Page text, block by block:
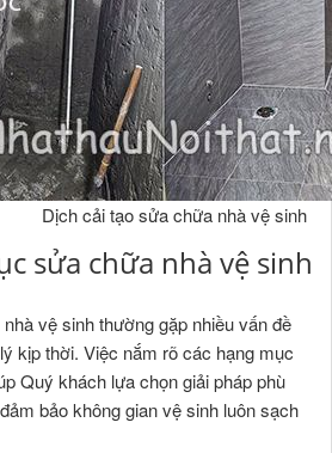
Dịch cải tạo sửa chữa nhà vệ sinh
sửa chữa nhà vệ sinh
vệ sinh thường gặp nhiều vấn đề
kịp thời. Việc nắm rõ các hạng mục
Quý khách lựa chọn giải pháp phù
bảo không gian vệ sinh luôn sạch